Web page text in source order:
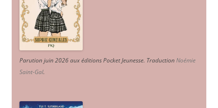
Parution juin 2026 aux éditions Pocket Jeunesse. TraductionNoémie
Saint-Gal.